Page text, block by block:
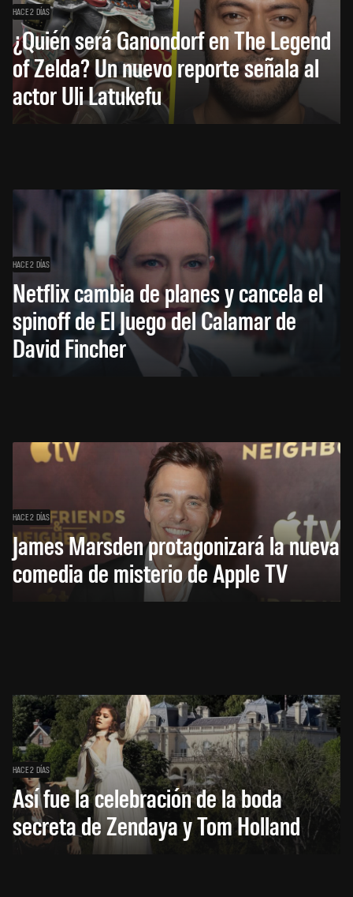
HACE 2 DÍAS
¿Quién será Ganondorf en The Legend
of Zelda? Un nuevo reporte señala al
actor Uli Latukefu
HACE 2 DÍAS
Netflix cambia de planes y cancela el
spinoff de El Juego del Calamar de
David Fincher
HACE 2 DÍAS
James Marsden protagonizará la nueva
comedia de misterio de Apple TV
HACE 2 DÍAS
Así fue la celebración de la boda
secreta de Zendaya y Tom Holland